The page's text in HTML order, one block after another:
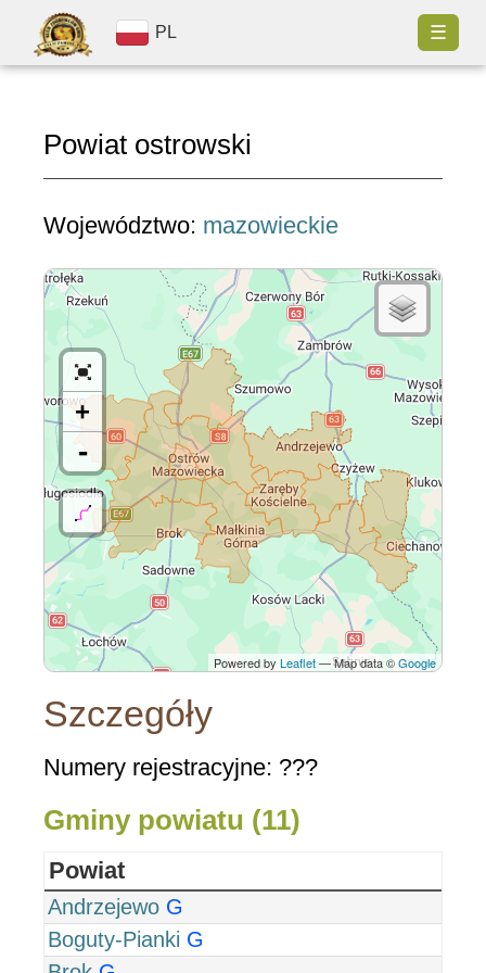
PL ☰
Powiat ostrowski
Województwo: mazowieckie
+
-
Powered byLeaflet— Map data ©Google
Szczegóły
Numery rejestracyjne: ???
Gminy powiatu (11)
Powiat
Andrzejewo G
Boguty-Pianki G